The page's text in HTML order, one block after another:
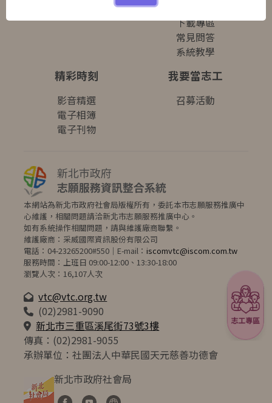
申請成為運用單位
下載專區
常見問答
系統教學
精彩時刻
影音精選
電子相簿
電子刊物
我要當志工
召募活動
本網站為新北市政府社會局版權所有，委託本市志願服務推廣中
心維護，相關問題請洽新北市志願服務推廣中心。
如有系統操作相關問題，請與維護廠商聯繫。
維護廠商：采威國際資訊股份有限公司
電話：04-23265200#550｜E-mail：iscomvtc@iscom.com.tw
服務時間：上班日 09:00-12:00、13:30-18:00
瀏覽人次：16,107人次
vtc@vtc.org.tw
(02)2981-9090
新北市三重區溪尾街73號3樓（另開新視窗）
傳真：(02)2981-9055
承辦單位：社團法人中華民國天元慈善功德會
新北市政府社會局
（另開新視窗）
（另開新視窗）
（另開新視窗）